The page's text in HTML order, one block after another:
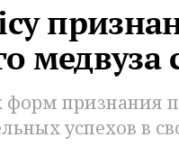
медвуза
форм признания
успехов в